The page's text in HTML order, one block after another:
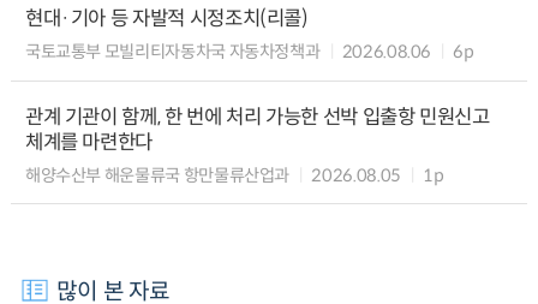
현대·기아 등 자발적 시정조치(리콜)
국토교통부 모빌리티자동차국 자동차정책과 2026.08.06 6p
관계 기관이 함께, 한 번에 처리 가능한 선박 입출항 민원신고
체계를 마련한다
해양수산부 해운물류국 항만물류산업과 2026.08.05 1p
많이 본 자료